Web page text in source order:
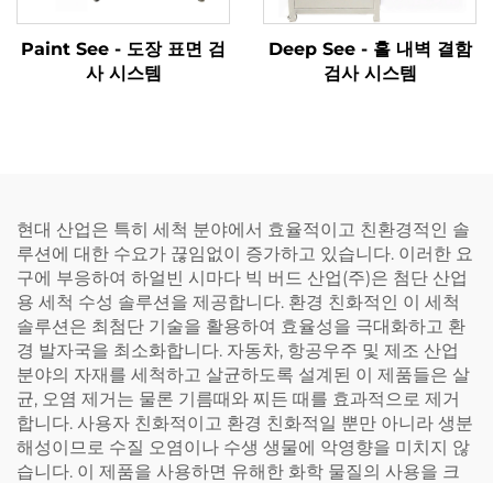
Paint See - 도장 표면 검
사 시스템
Deep See - 홀 내벽 결함
검사 시스템
현대 산업은 특히 세척 분야에서 효율적이고 친환경적인 솔
루션에 대한 수요가 끊임없이 증가하고 있습니다. 이러한 요
구에 부응하여 하얼빈 시마다 빅 버드 산업(주)은 첨단 산업
용 세척 수성 솔루션을 제공합니다. 환경 친화적인 이 세척
솔루션은 최첨단 기술을 활용하여 효율성을 극대화하고 환
경 발자국을 최소화합니다. 자동차, 항공우주 및 제조 산업
분야의 자재를 세척하고 살균하도록 설계된 이 제품들은 살
균, 오염 제거는 물론 기름때와 찌든 때를 효과적으로 제거
합니다. 사용자 친화적이고 환경 친화적일 뿐만 아니라 생분
해성이므로 수질 오염이나 수생 생물에 악영향을 미치지 않
습니다. 이 제품을 사용하면 유해한 화학 물질의 사용을 크